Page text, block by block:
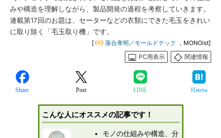
みや構造を理解しながら、製品開発の過程を考察していきます。
連載第17回のお題は、セーターなどの衣類にできた毛玉をきれい
に取り除く「毛玉取り機」です。
[ 落合孝明／モールドテック
，MONOist]
PC用表示
関連情報
Share Post LINE Hatena
こんな人にオススメの記事です！
モノの仕組みや構造、分